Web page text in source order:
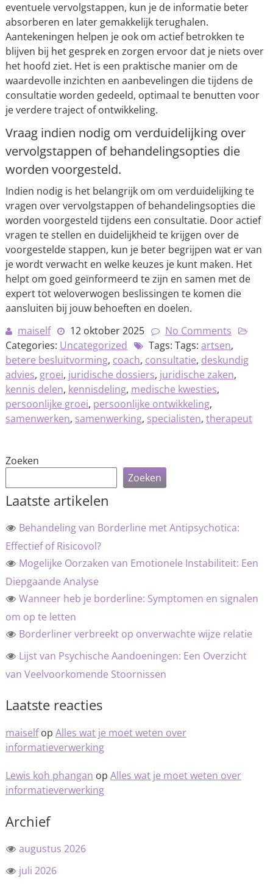
eventuele vervolgstappen, kun je de informatie beter
absorberen en later gemakkelijk terughalen.
Aantekeningen helpen je ook om actief betrokken te
blijven bij het gesprek en zorgen ervoor dat je niets over
het hoofd ziet. Het is een praktische manier om de
waardevolle inzichten en aanbevelingen die tijdens de
consultatie worden gedeeld, optimaal te benutten voor
je verdere traject of ontwikkeling.
Vraag indien nodig om verduidelijking over
vervolgstappen of behandelingsopties die
worden voorgesteld.
Indien nodig is het belangrijk om om verduidelijking te
vragen over vervolgstappen of behandelingsopties die
worden voorgesteld tijdens een consultatie. Door actief
vragen te stellen en duidelijkheid te krijgen over de
voorgestelde stappen, kun je beter begrijpen wat er van
je wordt verwacht en welke keuzes je kunt maken. Het
helpt om goed geïnformeerd te zijn en samen met de
expert tot weloverwogen beslissingen te komen die
aansluiten bij jouw behoeften en doelen.
maiself
12 oktober 2025
No Comments
Categories: Uncategorized Tags: Tags: artsen,
betere besluitvorming, coach, consultatie, deskundig
advies, groei, juridische dossiers, juridische zaken,
kennis delen, kennisdeling, medische kwesties,
persoonlijke groei, persoonlijke ontwikkeling,
samenwerken, samenwerking, specialisten, therapeut
Zoeken
Zoeken
Laatste artikelen
Behandeling van Borderline met Antipsychotica:
Effectief of Risicovol?
Mogelijke Oorzaken van Emotionele Instabiliteit: Een
Diepgaande Analyse
Wanneer heb je borderline: Symptomen en signalen
om op te letten
Borderliner verbreekt op onverwachte wijze relatie
Lijst van Psychische Aandoeningen: Een Overzicht
van Veelvoorkomende Stoornissen
Laatste reacties
maiselfop Alles wat je moet weten over
informatieverwerking
Lewis koh phangan op Alles wat je moet weten over
informatieverwerking
Archief
augustus 2026
juli 2026